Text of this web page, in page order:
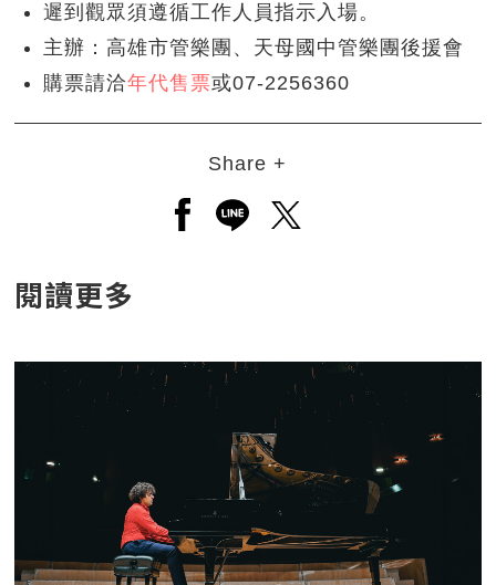
遲到觀眾須遵循工作人員指示入場。
主辦：高雄市管樂團、天母國中管樂團後援會
購票請洽年代售票或07-2256360
Share +
另開新視窗分享至facebook
另開新視窗分享至line
另開新視窗分享至
閱讀更多